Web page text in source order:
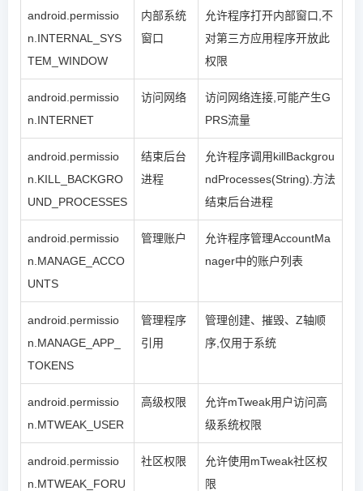
android.permissio
n.INTERNAL_SYS
TEM_WINDOW
内部系统
窗口
允许程序打开内部窗口,不
对第三方应用程序开放此
权限
android.permissio
n.INTERNET
访问网络
访问网络连接,可能产生G
PRS流量
android.permissio
n.KILL_BACKGRO
UND_PROCESSES
结束后台
进程
允许程序调用killBackgrou
ndProcesses(String).方法
结束后台进程
android.permissio
n.MANAGE_ACCO
UNTS
管理账户
允许程序管理AccountMa
nager中的账户列表
android.permissio
n.MANAGE_APP_
TOKENS
管理程序
引用
管理创建、摧毁、Z轴顺
序,仅用于系统
android.permissio
n.MTWEAK_USER
高级权限
允许mTweak用户访问高
级系统权限
android.permissio
n.MTWEAK_FORU
社区权限
允许使用mTweak社区权
限